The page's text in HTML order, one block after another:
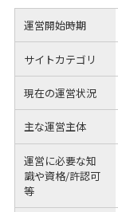
運営開始時期
サイトカテゴリ
現在の運営状況
主な運営主体
運営に必要な知
識や資格/許認可
等